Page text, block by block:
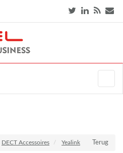
Terug
DECT Accessoires Yealink